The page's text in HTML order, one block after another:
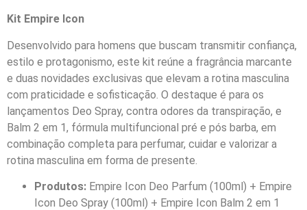
Kit Empire Icon
Desenvolvido para homens que buscam transmitir confiança,
estilo e protagonismo, este kit reúne a fragrância marcante
e duas novidades exclusivas que elevam a rotina masculina
com praticidade e sofisticação. O destaque é para os
lançamentos Deo Spray, contra odores da transpiração, e
Balm 2 em 1, fórmula multifuncional pré e pós barba, em
combinação completa para perfumar, cuidar e valorizar a
rotina masculina em forma de presente.
Produtos: Empire Icon Deo Parfum (100ml) + Empire
Icon Deo Spray (100ml) + Empire Icon Balm 2 em 1